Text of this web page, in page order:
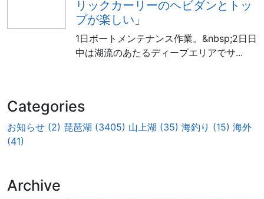
リックカーリーのヘビダンとトッ
プが楽しい」
1日ボートメンテナンス作業。&nbsp;2日日
中は湖流のあたるディープエリアでサ...
Categories
お知らせ (2) 琵琶湖 (3405) 山上湖 (35) 海釣り (15) 海外
(41)
Archive